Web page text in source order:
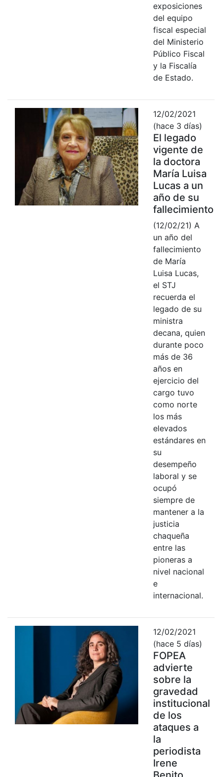
exposiciones
del equipo
fiscal especial
del Ministerio
Público Fiscal
y la Fiscalía
de Estado.
12/02/2021
(hace 3 días)
El legado
vigente de
la doctora
María Luisa
Lucas a un
año de su
fallecimiento
(12/02/21) A
un año del
fallecimiento
de María
Luisa Lucas,
el STJ
recuerda el
legado de su
ministra
decana, quien
durante poco
más de 36
años en
ejercicio del
cargo tuvo
como norte
los más
elevados
estándares en
su
desempeño
laboral y se
ocupó
siempre de
mantener a la
justicia
chaqueña
entre las
pioneras a
nivel nacional
e
internacional.
12/02/2021
(hace 5 días)
FOPEA
advierte
sobre la
gravedad
institucional
de los
ataques a
la
periodista
Irene